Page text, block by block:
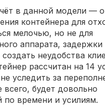
в данной модели —
контейнера для
мелочью, но не для
аппарата, задержки
неудобства
рассчитан на 14
уследить за
всего, будет довольно
по времени и усилиям.